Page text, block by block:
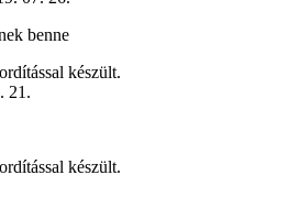
benne
készült.
21.
készült.